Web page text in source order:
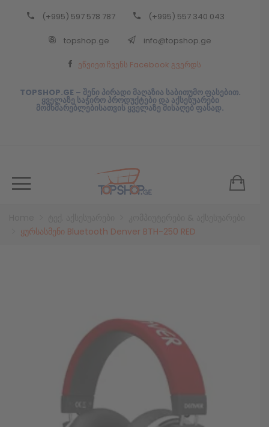
(+995) 597 578 787 (+995) 557 340 043
topshop.ge info@topshop.ge
ეწვიეთ ჩვენს Facebook გვერდს
TOPSHOP.GE – შენი პირადი მაღაზია საბითუმო ფასებით.
ყველაზე საჭირო პროდუქტები და აქსესუარები
მომხმარებლებისათვის ყველაზე მისაღებ ფასად.
ყურსასმენი Bluetooth Denver BTH-250 RED
Back